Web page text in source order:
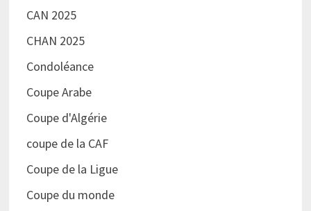
CAN 2025
CHAN 2025
Condoléance
Coupe Arabe
Coupe d'Algérie
coupe de la CAF
Coupe de la Ligue
Coupe du monde